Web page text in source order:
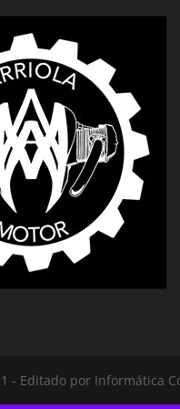
- Editado por Informática